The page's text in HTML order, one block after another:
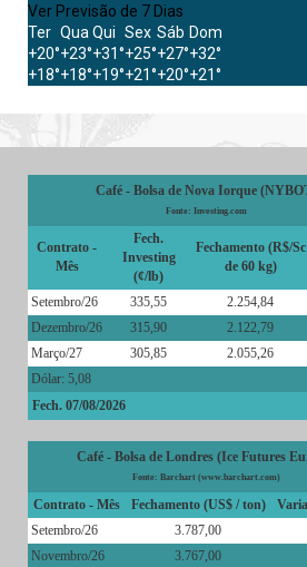
Ver Previsão de 7 Dias
Ter Qua Qui Sex Sáb Dom
+20°+23°+31°+25°+27°+32°
+18°+18°+19°+21°+20°+21°
Café - Bolsa de Nova Iorque
Fonte: Investing.com
Contrato -
Mês
Fech.
Investing
(¢/lb)
Fechamento (R$/Sc
de 60 kg)
Setembro/26 335,55 2.254,84
Dezembro/26
315,90 2.122,79
Março/27
305,85 2.055,26
Dólar: 5,08
Fech. 07/08/2026
Café - Bolsa de Londres (Ice Futures
Fonte: Barchart (www.barchart.com)
Contrato - Mês Fechamento (US$ / ton)
Setembro/26
3.787,00
Novembro/26
3.767,00